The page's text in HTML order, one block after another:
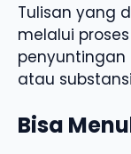
Tulisan yang
melalui
penyuntingan
atau
Bisa